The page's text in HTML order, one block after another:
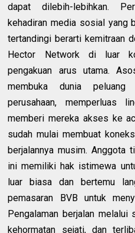
dapat dilebih-lebihkan.
kehadiran media sosial yang
tertandingi berarti kemitraan
Hector Network di luar
pengakuan arus utama.
membuka dunia
perusahaan, memperluas
memberi mereka akses ke
sudah mulai membuat
berjalannya musim. Anggota
ini memiliki hak istimewa
luar biasa dan bertemu
pemasaran BVB untuk
Pengalaman berjalan melalui
kehormatan sejati, dan